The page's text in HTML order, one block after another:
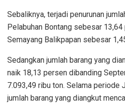
Sebaliknya, terjadi penurunan
Pelabuhan Bontang sebesar
Semayang Balikpapan sebesar
Sedangkan jumlah barang yang
naik 18,13 persen dibanding
7.093,49 ribu ton. Selama periode
jumlah barang yang diangkut